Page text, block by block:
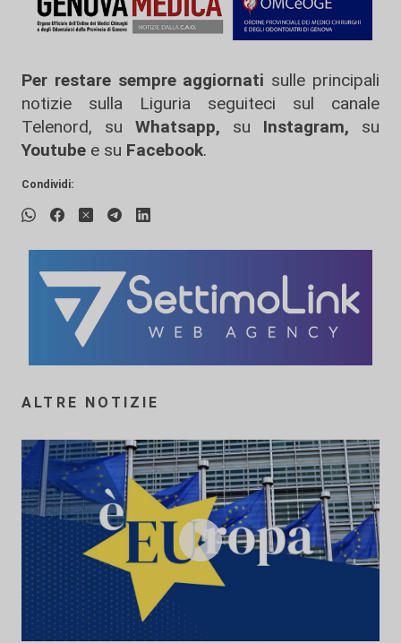
Per restare sempre aggiornati sulle principali
notizie sulla Liguria seguiteci sul canale
Telenord, su
Whatsapp, su Instagram, su
Youtube e su Facebook.
Condividi:
ALTRE NOTIZIE